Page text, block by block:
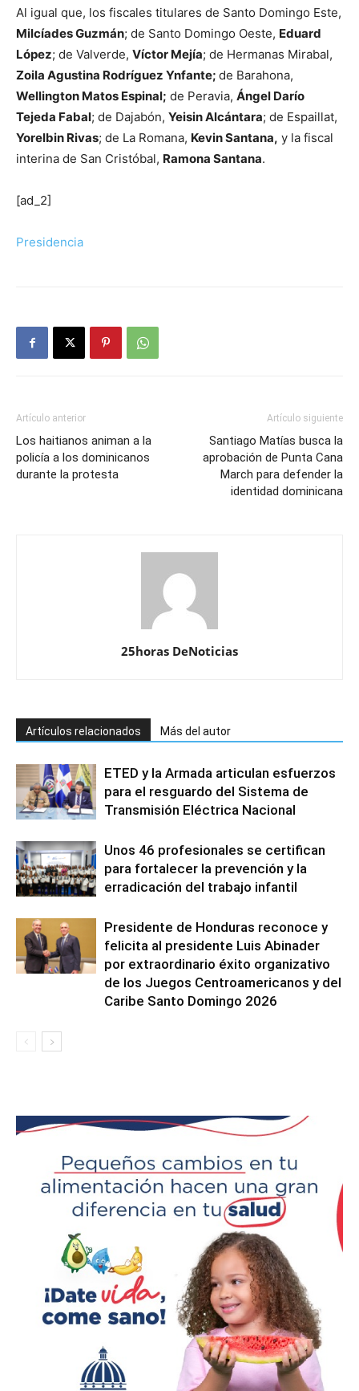
Al igual que, los fiscales titulares de Santo Domingo Este,
Milcíades Guzmán; de Santo Domingo Oeste, Eduard
López; de Valverde, Víctor Mejía; de Hermanas Mirabal,
Zoila Agustina Rodríguez Ynfante; de Barahona,
Wellington Matos Espinal; de Peravia, Ángel Darío
Tejeda Fabal; de Dajabón, Yeisin Alcántara; de Espaillat,
Yorelbin Rivas; de La Romana, Kevin Santana, y la fiscal
interina de San Cristóbal, Ramona Santana.
[ad_2]
Presidencia
Artículo anterior
Los haitianos animan a la
policía a los dominicanos
durante la protesta
Artículo siguiente
Santiago Matías busca la
aprobación de Punta Cana
March para defender la
identidad dominicana
25horas DeNoticias
Artículos relacionados Más del autor
ETED y la Armada articulan esfuerzos
para el resguardo del Sistema de
Transmisión Eléctrica Nacional
Unos 46 profesionales se certifican
para fortalecer la prevención y la
erradicación del trabajo infantil
Presidente de Honduras reconoce y
felicita al presidente Luis Abinader
por extraordinario éxito organizativo
de los Juegos Centroamericanos y del
Caribe Santo Domingo 2026